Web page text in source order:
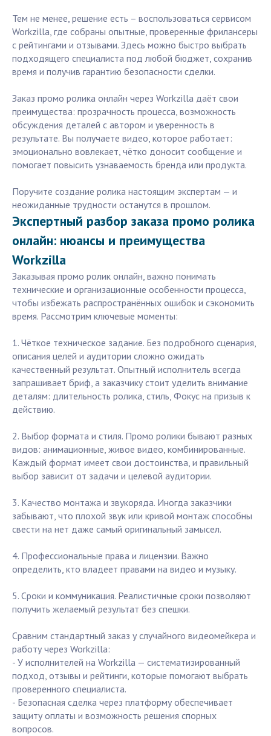
Тем не менее, решение есть – воспользоваться сервисом
Workzilla, где собраны опытные, проверенные фрилансеры
с рейтингами и отзывами. Здесь можно быстро выбрать
подходящего специалиста под любой бюджет, сохранив
время и получив гарантию безопасности сделки.
Заказ промо ролика онлайн через Workzilla даёт свои
преимущества: прозрачность процесса, возможность
обсуждения деталей с автором и уверенность в
результате. Вы получаете видео, которое работает:
эмоционально вовлекает, чётко доносит сообщение и
помогает повысить узнаваемость бренда или продукта.
Поручите создание ролика настоящим экспертам — и
неожиданные трудности останутся в прошлом.
Экспертный разбор заказа промо ролика
онлайн: нюансы и преимущества
Workzilla
Заказывая промо ролик онлайн, важно понимать
технические и организационные особенности процесса,
чтобы избежать распространённых ошибок и сэкономить
время. Рассмотрим ключевые моменты:
1. Чёткое техническое задание. Без подробного сценария,
описания целей и аудитории сложно ожидать
качественный результат. Опытный исполнитель всегда
запрашивает бриф, а заказчику стоит уделить внимание
деталям: длительность ролика, стиль, Фокус на призыв к
действию.
2. Выбор формата и стиля. Промо ролики бывают разных
видов: анимационные, живое видео, комбинированные.
Каждый формат имеет свои достоинства, и правильный
выбор зависит от задачи и целевой аудитории.
3. Качество монтажа и звукоряда. Иногда заказчики
забывают, что плохой звук или кривой монтаж способны
свести на нет даже самый оригинальный замысел.
4. Профессиональные права и лицензии. Важно
определить, кто владеет правами на видео и музыку.
5. Сроки и коммуникация. Реалистичные сроки позволяют
получить желаемый результат без спешки.
Сравним стандартный заказ у случайного видеомейкера и
работу через Workzilla:
- У исполнителей на Workzilla — систематизированный
подход, отзывы и рейтинги, которые помогают выбрать
проверенного специалиста.
- Безопасная сделка через платформу обеспечивает
защиту оплаты и возможность решения спорных
вопросов.